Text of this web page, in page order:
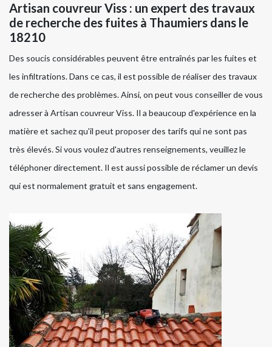
Artisan couvreur Viss : un expert des travaux
de recherche des fuites à Thaumiers dans le
18210
Des soucis considérables peuvent être entraînés par les fuites et
les infiltrations. Dans ce cas, il est possible de réaliser des travaux
de recherche des problèmes. Ainsi, on peut vous conseiller de vous
adresser à Artisan couvreur Viss. Il a beaucoup d'expérience en la
matière et sachez qu'il peut proposer des tarifs qui ne sont pas
très élevés. Si vous voulez d'autres renseignements, veuillez le
téléphoner directement. Il est aussi possible de réclamer un devis
qui est normalement gratuit et sans engagement.